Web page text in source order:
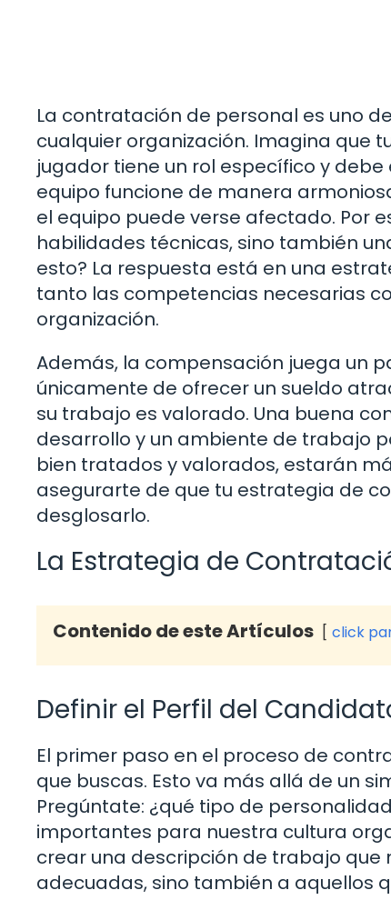
La contratación de personal es uno
cualquier organización. Imagina que
jugador tiene un rol específico y
equipo funcione de manera
el equipo puede verse afectado. Por
habilidades técnicas, sino también
esto? La respuesta está en una
tanto las competencias necesarias
organización.
Además, la compensación juega un
únicamente de ofrecer un sueldo
su trabajo es valorado. Una buena
desarrollo y un ambiente de trabajo
bien tratados y valorados, estarán
asegurarte de que tu estrategia de
desglosarlo.
La Estrategia de
Contenido de este Artículos click
Definir el Perfil del
El primer paso en el proceso de
que buscas. Esto va más allá de un
Pregúntate: ¿qué tipo de
importantes para nuestra cultura
crear una descripción de trabajo
adecuadas, sino también a aquellos